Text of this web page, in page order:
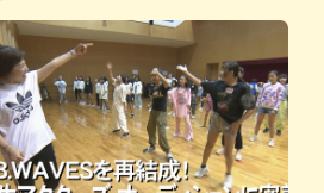
イス